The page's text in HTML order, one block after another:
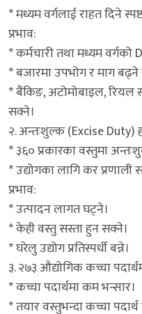
* मध्यम वर्गलाई राहत दिने
प्रभाव:
* कर्मचारी तथा मध्यम
* बजारमा उपभोग र माग बढ्ने
* बैंकिङ, अटोमोबाइल, रियल
सक्ने।
२. अन्तःशुल्क (Excise Duty)
* ३६० प्रकारका वस्तुमा
* उद्योगका लागि कर प्रणाली
प्रभाव:
* उत्पादन लागत घट्ने।
* केही वस्तु सस्ता हुन सक्ने।
* घरेलु उद्योग प्रतिस्पर्धी बन्ने।
३. २७३ औद्योगिक कच्चा
* कच्चा पदार्थमा कम भन्सार।
* तयार वस्तुभन्दा कच्चा पदार्थ